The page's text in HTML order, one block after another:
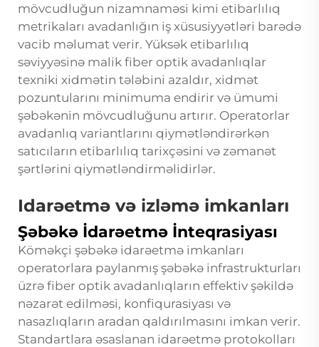
mövcudluğun nizamnaməsi kimi etibarlılıq
metrikaları avadanlığın iş xüsusiyyətləri barədə
vacib məlumat verir. Yüksək etibarlılıq
səviyyəsinə malik fiber optik avadanlıqlar
texniki xidmətin tələbini azaldır, xidmət
pozuntularını minimuma endirir və ümumi
şəbəkənin mövcudluğunu artırır. Operatorlar
avadanlıq variantlarını qiymətləndirərkən
satıcıların etibarlılıq tarixçəsini və zəmanət
şərtlərini qiymətləndirməlidirlər.
Idarəetmə və izləmə imkanları
Şəbəkə İdarəetmə İnteqrasiyası
Köməkçi şəbəkə idarəetmə imkanları
operatorlara paylanmış şəbəkə infrastrukturları
üzrə fiber optik avadanlıqların effektiv şəkildə
nəzarət edilməsi, konfiqurasiyası və
nasazlıqların aradan qaldırılmasını imkan verir.
Standartlara əsaslanan idarəetmə protokolları